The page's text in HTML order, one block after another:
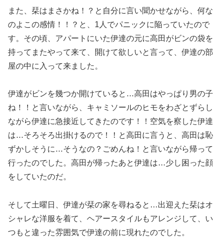
また、栞はまさかね！？と自分に言い聞かせながら、何な
のよこの感情！！？と、1人でパニックに陥っていたので
す。その頃、アパートにいた伊達の元に高田がビンの袋を
持ってまたやって来て、開けて欲しいと言って、伊達の部
屋の中に入って来ました。
伊達がビンを幾つか開けていると…高田はやっぱり男の子
ね！！と言いながら、キャミソールのヒモをわざとずらし
ながら伊達に急接近してきたのです！！空気を察した伊達
は…そろそろ出掛けるので！！と高田に言うと、高田は恥
ずかしそうに…そうなの？ごめんね！と言いながら帰って
行ったのでした。高田が帰ったあと伊達は…少し困った顔
をしていたのだ。
そして土曜日、伊達が栞の家を尋ねると…出迎えた栞はオ
シャレな洋服を着て、ヘアースタイルもアレンジして、い
つもと違った雰囲気で伊達の前に現れたのでした。